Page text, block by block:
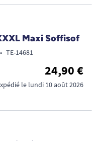
Maxi Soffisof
• TE-14681
24,90 €
le lundi 10 août 2026